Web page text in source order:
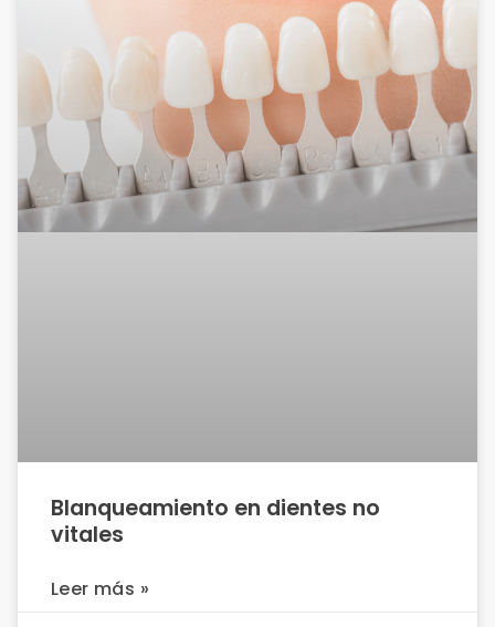
Blanqueamiento en dientes no
vitales
Leer más »